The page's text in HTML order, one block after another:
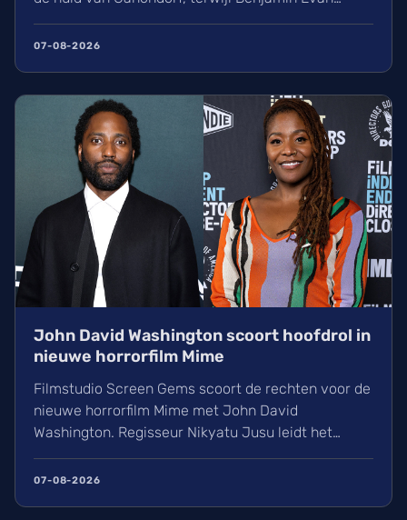
Zelda vertolken. De film, geregisseerd door Wes
wachten!
07-08-2026
John David Washington scoort hoofdrol in
nieuwe horrorfilm Mime
Filmstudio Screen Gems scoort de rechten voor de
nieuwe horrorfilm Mime met John David
Washington. Regisseur Nikyatu Jusu leidt het
bovennatuurlijke project. Ontdek ook het laatste
nieuws over streamingtoppers zoals Hit Man en
07-08-2026